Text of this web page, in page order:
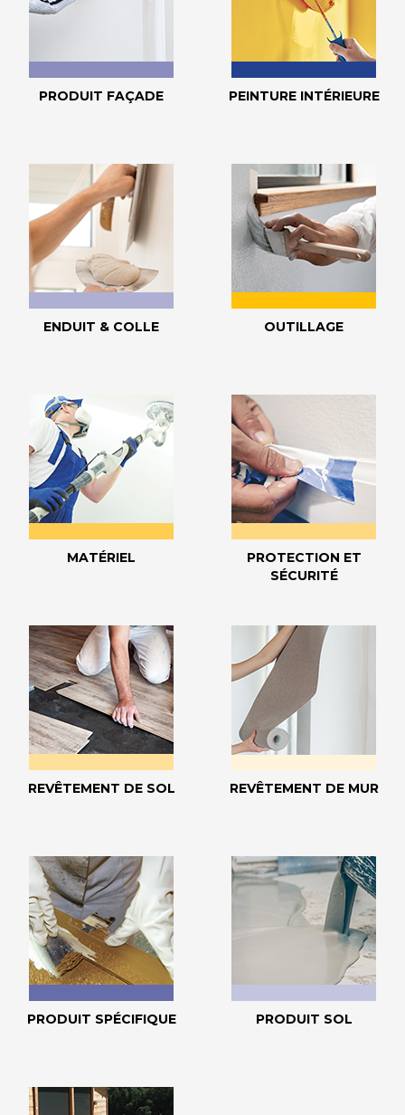
PRODUIT FAÇADE PEINTURE INTÉRIEURE
ENDUIT & COLLE OUTILLAGE
MATÉRIEL
PROTECTION ET
SÉCURITÉ
REVÊTEMENT DE SOL REVÊTEMENT DE MUR
PRODUIT SPÉCIFIQUE PRODUIT SOL